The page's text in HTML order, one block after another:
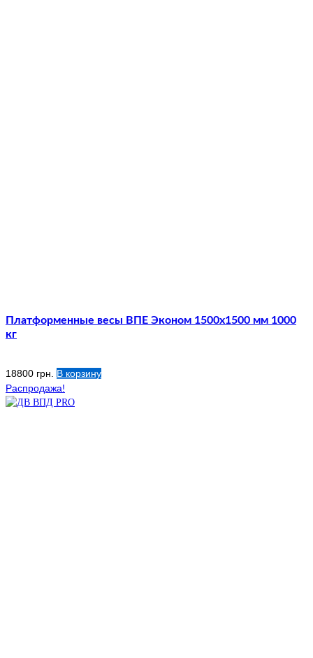
Платформенные весы ВПЕ Эконом 1500х1500 мм 1000
кг
18800 грн. В корзину
Распродажа!